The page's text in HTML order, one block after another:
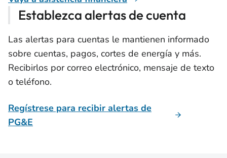
Establezca alertas de cuenta
Las alertas para cuentas le mantienen informado
sobre cuentas, pagos, cortes de energía y más.
Recibirlos por correo electrónico, mensaje de texto
o teléfono.
Regístrese para recibir alertas de
PG&E